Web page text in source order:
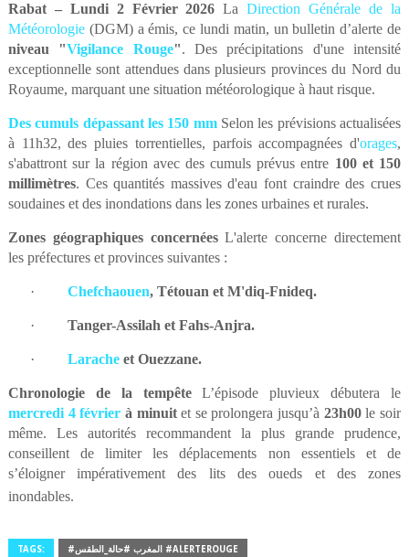
Rabat – Lundi 2 Février 2026 LaDirection Générale de la
Météorologie(DGM) a émis, ce lundi matin, un bulletin d’alerte de
niveau "Vigilance Rouge". Des précipitations d'une intensité
exceptionnelle sont attendues dans plusieurs provinces du Nord du
Royaume, marquant une situation météorologique à haut risque.
Des cumuls dépassant les 150 mmSelon les prévisions actualisées
à 11h32, des pluies torrentielles, parfois accompagnées d'orages,
s'abattront sur la région avec des cumuls prévus entre 100 et 150
millimètres. Ces quantités massives d'eau font craindre des crues
soudaines et des inondations dans les zones urbaines et rurales.
Zones géographiques concernéesL'alerte concerne directement
les préfectures et provinces suivantes :
· Chefchaouen, Tétouan et M'diq-Fnideq.
· Tanger-Assilah et Fahs-Anjra.
· Laracheet Ouezzane.
Chronologie de la tempêteL’épisode pluvieux débutera le
mercredi 4 février à minuitet se prolongera jusqu’à 23h00le soir
même. Les autorités recommandent la plus grande prudence,
conseillent de limiter les déplacements non essentiels et de
s’éloigner impérativement des lits des oueds et des zones
inondables.
TAGS: #المغرب #حالة_الطقس #ALERTEROUGE